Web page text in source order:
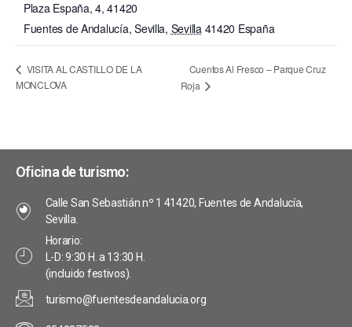
Plaza España, 4, 41420
Fuentes de Andalucía, Sevilla, Sevilla 41420 España
VISITA AL CASTILLO DE LA
MONCLOVA
Cuentos Al Fresco – Parque Cruz
Roja
Oficina de turismo:
Calle San Sebastián nº 1 41420, Fuentes de Andalucía,
Sevilla.
Horario:
L-D: 9:30 H. a 13:30 H.
(incluido festivos).
turismo@fuentesdeandalucia.org